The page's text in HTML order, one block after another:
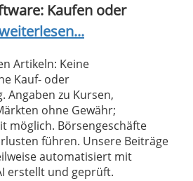
Kaufen oder
Artikeln: Keine
Kauf- oder
Angaben zu Kursen,
ohne Gewähr;
möglich. Börsengeschäfte
führen. Unsere Beiträge
automatisiert mit
erstellt und geprüft.